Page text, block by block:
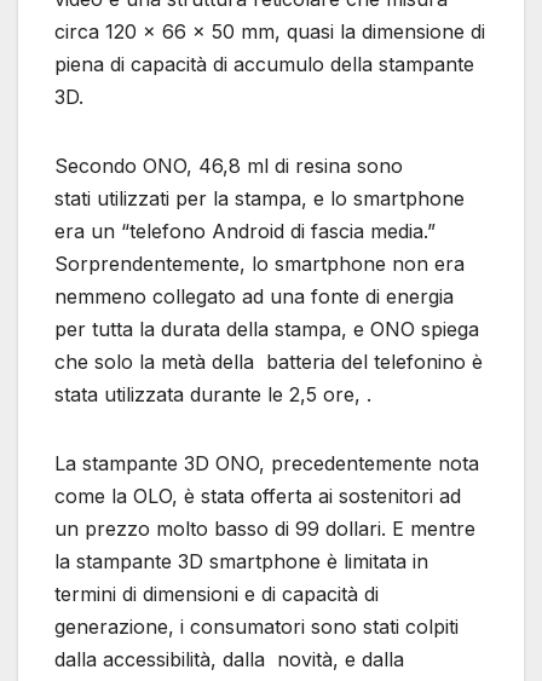
circa 120 x 66 x 50 mm, quasi la dimensione di
piena di capacità di accumulo della stampante
3D.
Secondo ONO, 46,8 ml di resina sono
stati utilizzati per la stampa, e lo smartphone
era un “telefono Android di fascia media.”
Sorprendentemente, lo smartphone non era
nemmeno collegato ad una fonte di energia
per tutta la durata della stampa, e ONO spiega
che solo la metà della batteria del telefonino è
stata utilizzata durante le 2,5 ore, .
La stampante 3D ONO, precedentemente nota
come la OLO, è stata offerta ai sostenitori ad
un prezzo molto basso di 99 dollari. E mentre
la stampante 3D smartphone è limitata in
termini di dimensioni e di capacità di
generazione, i consumatori sono stati colpiti
dalla accessibilità, dalla novità, e dalla